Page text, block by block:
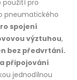
použití pro
pneumatického
spojení
výztuhou,
bez předvrtání.
připojování
jednodílnou